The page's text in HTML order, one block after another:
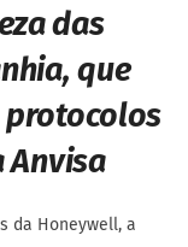
das
que
protocolos
Anvisa
da Honeywell, a